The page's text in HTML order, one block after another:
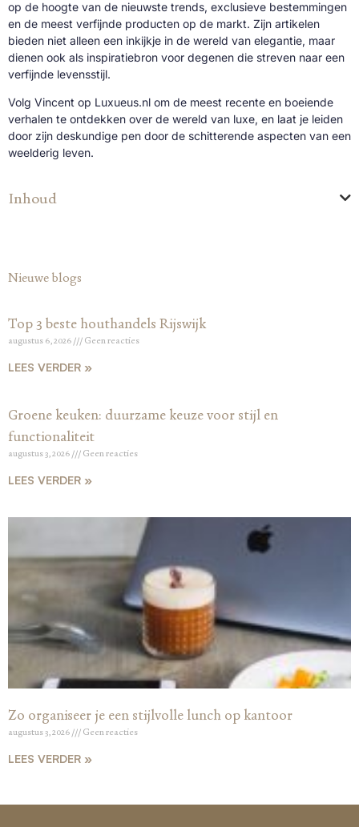
op de hoogte van de nieuwste trends, exclusieve bestemmingen
en de meest verfijnde producten op de markt. Zijn artikelen
bieden niet alleen een inkijkje in de wereld van elegantie, maar
dienen ook als inspiratiebron voor degenen die streven naar een
verfijnde levensstijl.
Volg Vincent op Luxueus.nl om de meest recente en boeiende
verhalen te ontdekken over de wereld van luxe, en laat je leiden
door zijn deskundige pen door de schitterende aspecten van een
weelderig leven.
Inhoud
Nieuwe blogs
Top 3 beste houthandels Rijswijk
augustus 6, 2026 Geen reacties
LEES VERDER »
Groene keuken: duurzame keuze voor stijl en
functionaliteit
augustus 3, 2026 Geen reacties
LEES VERDER »
Zo organiseer je een stijlvolle lunch op kantoor
augustus 3, 2026 Geen reacties
LEES VERDER »